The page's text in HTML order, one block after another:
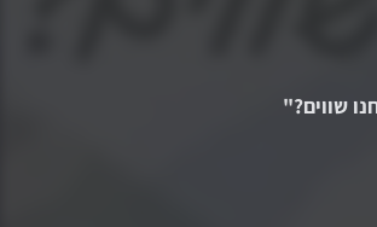
שווים?"
וללא חיוך ושמחה החיים לא שווים. החיוך